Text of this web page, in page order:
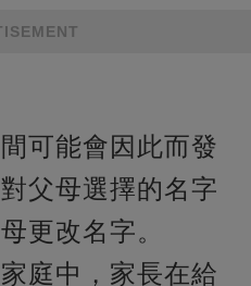
可能會因此而發
父母選擇的名字
更改名字。
庭中，家長在給